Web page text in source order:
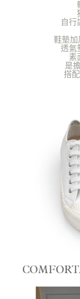
自
鞋墊加
透氣
素
是
搭